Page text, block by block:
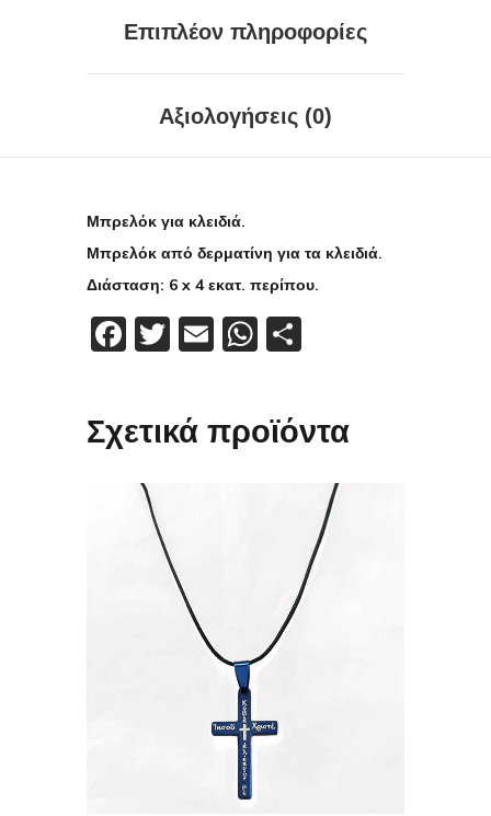
Επιπλέον πληροφορίες
Αξιολογήσεις (0)
Μπρελόκ για κλειδιά.
Μπρελόκ από δερματίνη για τα κλειδιά.
Διάσταση: 6 x 4 εκατ. περίπου.
Facebook
Twitter
EmailWhatsApp
Σχετικά προϊόντα